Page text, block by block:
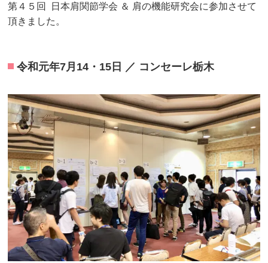
第４５回 日本肩関節学会 ＆ 肩の機能研究会に参加させて
頂きました。
令和元年7月14・15日 ／ コンセーレ栃木